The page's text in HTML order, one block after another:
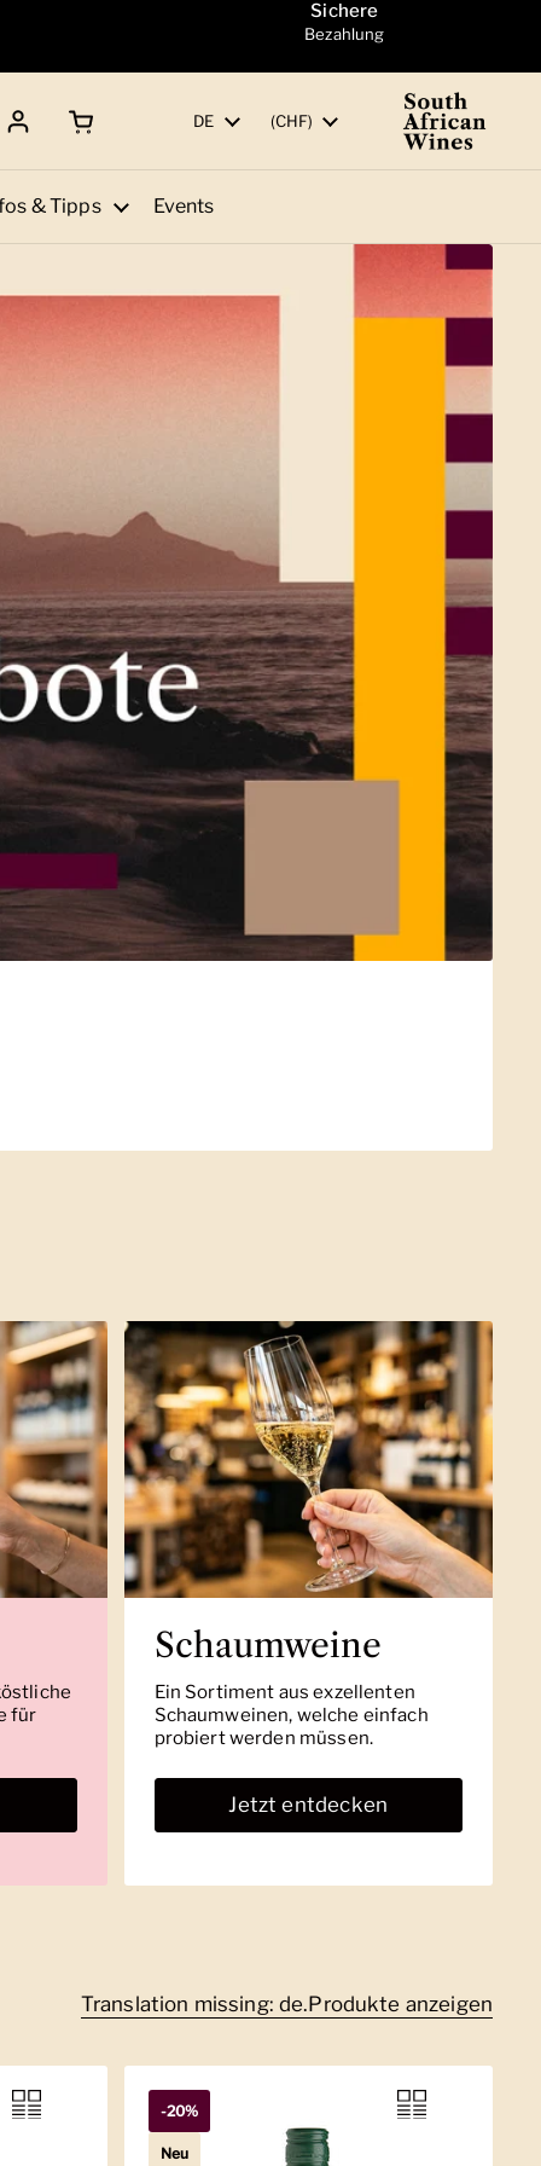
Sichere
Bezahlung
Sprache
DE Land/Region
(CHF)
& Tipps Events
für
Schaumweine
Ein Sortiment aus exzellenten
Schaumweinen, welche einfach
probiert werden müssen.
Jetzt entdecken
Translation missing: de.Produkte anzeigen
-20%
Neu